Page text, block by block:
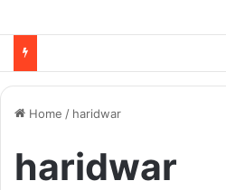
Home / haridwar
haridwar